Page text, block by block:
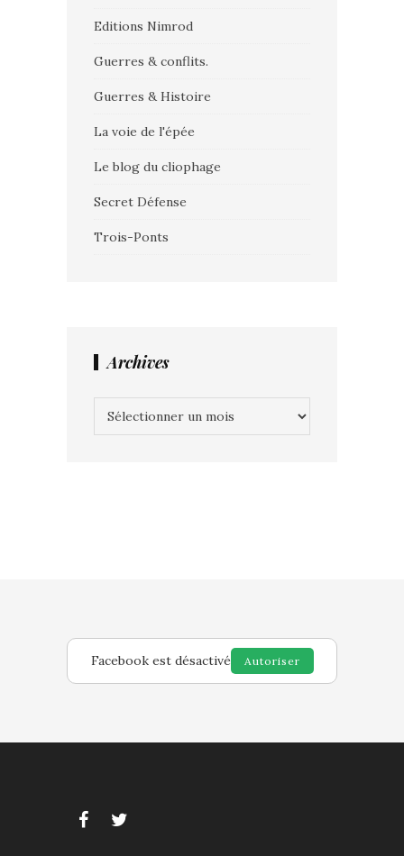
Editions Nimrod
Guerres & conflits.
Guerres & Histoire
La voie de l'épée
Le blog du cliophage
Secret Défense
Trois-Ponts
Archives
Facebook est désactivé Autoriser